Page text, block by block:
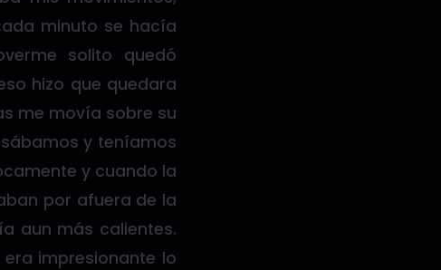
minuto se hacía
solito quedó
hizo que quedara
me movía sobre su
y teníamos
y cuando la
por afuera de la
aun más calientes.
impresionante lo